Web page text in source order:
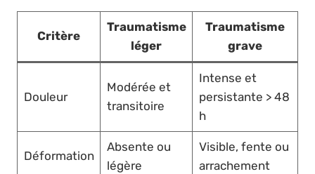
Critère
Traumatisme
léger
Traumatisme
grave
Douleur
Modérée et
transitoire
Intense et
persistante > 48
h
Déformation
Absente ou
légère
Visible, fente ou
arrachement